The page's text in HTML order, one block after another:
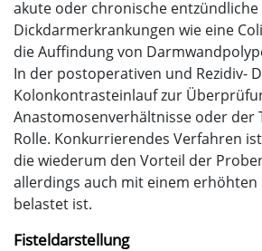
akute oder chronische entzündliche
Dickdarmerkrankungen wie eine
die Auffindung von
In der postoperativen und Rezidiv-
Kolonkontrasteinlauf zur
Anastomosenverhältnisse oder der
Rolle. Konkurrierendes Verfahren
die wiederum den Vorteil der
allerdings auch mit einem
belastet ist.
Fisteldarstellung